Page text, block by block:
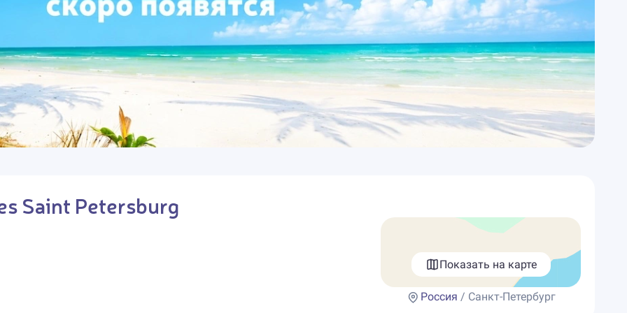
Saint Petersburg
Показать на карте
Россия / Санкт-Петербург